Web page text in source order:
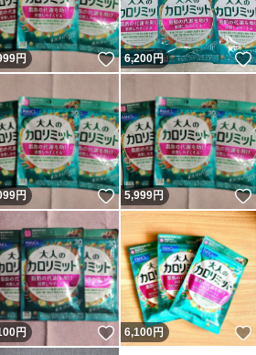
ね！
円 いいね！
6,200円
ね！
円 いいね！
5,999円
ね！
円 いいね！
6,100円